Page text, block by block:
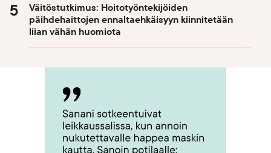
Väitöstutkimus: Hoitotyöntekijöiden
päihdehaittojen ennaltaehkäisyyn kiinnitetään
liian vähän huomiota